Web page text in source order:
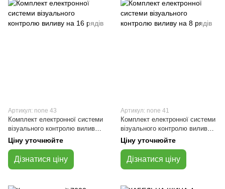
Артикул: none 43
Комплект електронної системи
візуального контролю виливу
на 16 рядів
Ціну уточнюйте
Дізнатися ціну
Артикул: none 41
Комплект електронної системи
візуального контролю виливу
на 8 рядів
Ціну уточнюйте
Дізнатися ціну